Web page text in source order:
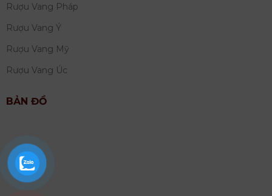
Rượu Vang Pháp
Rượu Vang Ý
Rượu Vang Mỹ
Rượu Vang Úc
BẢN ĐỒ